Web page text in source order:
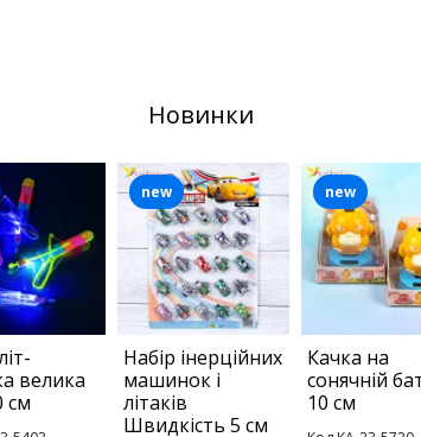
Новинки
велика
см
Набір інерційних
машинок і
літаків
Швидкість 5 см
new
Качка на
сонячній
10 см
new